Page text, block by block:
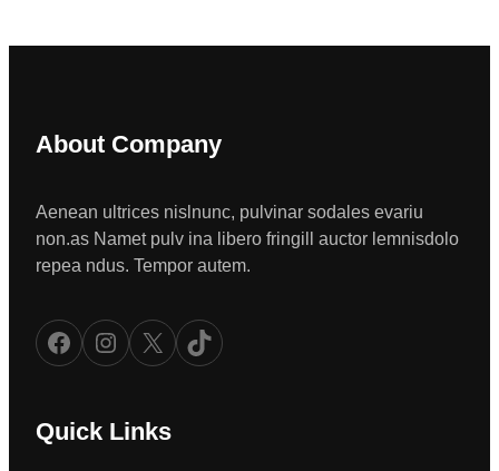
About Company
Aenean ultrices nislnunc, pulvinar sodales evariu
non.as Namet pulv ina libero fringill auctor lemnisdolo
repea ndus. Tempor autem.
Facebook Instagram X TikTok
Quick Links